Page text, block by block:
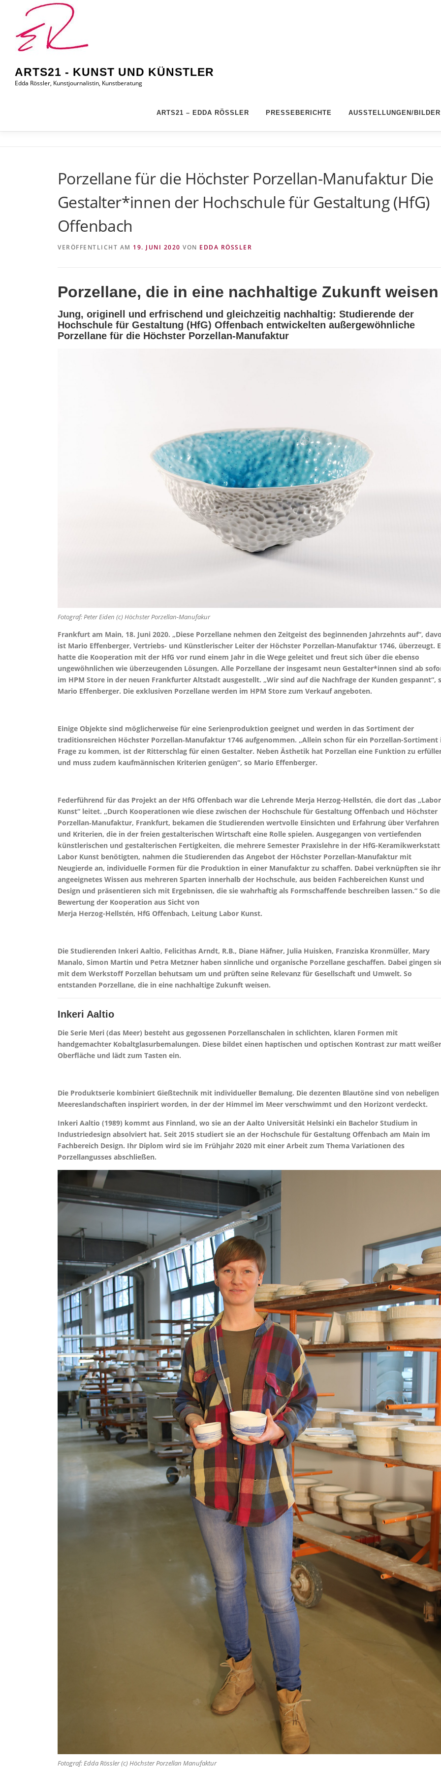
springen
ARTS21 - KUNST UND KÜNSTLER
Edda Rössler, Kunstjournalistin, Kunstberatung
ARTS21 – EDDA RÖSSLER PRESSEBERICHTE AUSSTELLUNGEN/BILDER
Porzellane für die Höchster Porzellan-Manufaktur Die
Gestalter*innen der Hochschule für Gestaltung (HfG)
Offenbach
VERÖFFENTLICHT AM 19. JUNI 2020 VON EDDA RÖSSLER
Porzellane, die in eine nachhaltige Zukunft weisen
Jung, originell und erfrischend und gleichzeitig nachhaltig: Studierende der
Hochschule für Gestaltung (HfG) Offenbach entwickelten außergewöhnliche
Porzellane für die Höchster Porzellan-Manufaktur
Fotograf: Peter Eiden (c) Höchster Porzellan-Manufakur
Frankfurt am Main, 18. Juni 2020. „Diese Porzellane nehmen den Zeitgeist des beginnenden Jahrzehnts auf“,
ist Mario Effenberger, Vertriebs- und Künstlerischer Leiter der Höchster Porzellan-Manufaktur 1746, überzeugt.
hatte die Kooperation mit der HfG vor rund einem Jahr in die Wege geleitet und freut sich über die ebenso
ungewöhnlichen wie überzeugenden Lösungen. Alle Porzellane der insgesamt neun Gestalter*innen sind ab
im HPM Store in der neuen Frankfurter Altstadt ausgestellt. „Wir sind auf die Nachfrage der Kunden gespannt“,
Mario Effenberger. Die exklusiven Porzellane werden im HPM Store zum Verkauf angeboten.
Einige Objekte sind möglicherweise für eine Serienproduktion geeignet und werden in das Sortiment der
traditionsreichen Höchster Porzellan‑Manufaktur 1746 aufgenommen. „Allein schon für ein Porzellan-Sortiment
Frage zu kommen, ist der Ritterschlag für einen Gestalter. Neben Ästhetik hat Porzellan eine Funktion zu
und muss zudem kaufmännischen Kriterien genügen“, so Mario Effenberger.
Federführend für das Projekt an der HfG Offenbach war die Lehrende Merja Herzog-Hellstén, die dort das „Labor
Kunst“ leitet. „Durch Kooperationen wie diese zwischen der Hochschule für Gestaltung Offenbach und Höchster
Porzellan‑Manufaktur, Frankfurt, bekamen die Studierenden wertvolle Einsichten und Erfahrung über Verfahren
und Kriterien, die in der freien gestalterischen Wirtschaft eine Rolle spielen. Ausgegangen von vertiefenden
künstlerischen und gestalterischen Fertigkeiten, die mehrere Semester Praxislehre in der HfG-Keramikwerkstatt
Labor Kunst benötigten, nahmen die Studierenden das Angebot der Höchster Porzellan-Manufaktur mit
Neugierde an, individuelle Formen für die Produktion in einer Manufaktur zu schaffen. Dabei verknüpften sie ihr
angeeignetes Wissen aus mehreren Sparten innerhalb der Hochschule, aus beiden Fachbereichen Kunst und
Design und präsentieren sich mit Ergebnissen, die sie wahrhaftig als Formschaffende beschreiben lassen.“ So die
Bewertung der Kooperation aus Sicht von
Merja Herzog-Hellstén, HfG Offenbach, Leitung Labor Kunst.
Die Studierenden Inkeri Aaltio, Felicithas Arndt, R.B., Diane Häfner, Julia Huisken, Franziska Kronmüller, Mary
Manalo, Simon Martin und Petra Metzner haben sinnliche und organische Porzellane geschaffen. Dabei gingen
mit dem Werkstoff Porzellan behutsam um und prüften seine Relevanz für Gesellschaft und Umwelt. So
entstanden Porzellane, die in eine nachhaltige Zukunft weisen.
Inkeri Aaltio
Die Serie Meri (das Meer) besteht aus gegossenen Porzellanschalen in schlichten, klaren Formen mit
handgemachter Kobaltglasurbemalungen. Diese bildet einen haptischen und optischen Kontrast zur matt
Oberfläche und lädt zum Tasten ein.
Die Produktserie kombiniert Gießtechnik mit individueller Bemalung. Die dezenten Blautöne sind von nebeligen
Meereslandschaften inspiriert worden, in der der Himmel im Meer verschwimmt und den Horizont verdeckt.
Inkeri Aaltio (1989) kommt aus Finnland, wo sie an der Aalto Universität Helsinki ein Bachelor Studium in
Industriedesign absolviert hat. Seit 2015 studiert sie an der Hochschule für Gestaltung Offenbach am Main im
Fachbereich Design. Ihr Diplom wird sie im Frühjahr 2020 mit einer Arbeit zum Thema Variationen des
Porzellangusses abschließen.
Fotograf: Edda Rössler (c) Höchster Porzellan Manufaktur